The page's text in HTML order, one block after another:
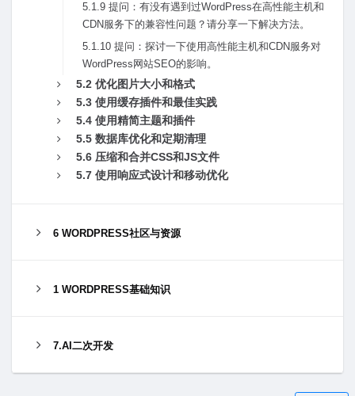
5.1.9 提问：有没有遇到过WordPress在⾼性能主机和
CDN服务下的兼容性问题？请分享⼀下解决⽅法。
5.1.10 提问：探讨⼀下使⽤⾼性能主机和CDN服务对
WordPress⽹站SEO的影响。
5.2 优化图⽚⼤⼩和格式
5.3 使⽤缓存插件和最佳实践
5.4 使⽤精简主题和插件
5.5 数据库优化和定期清理
5.6 压缩和合并CSS和JS⽂件
5.7 使⽤响应式设计和移动优化
6 WORDPRESS社区与资源
1 WORDPRESS基础知识
7.AI二次开发